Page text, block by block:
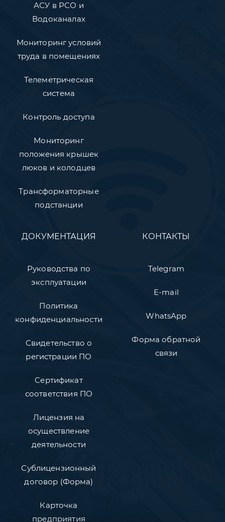
АСУ в РСО и
Водоканалах
Мониторинг условий
труда в помещениях
Телеметрическая
система
Контроль доступа
Мониторинг
положения крышек
люков и колодцев
Трансформаторные
подстанции
ДОКУМЕНТАЦИЯ
Руководства по
эксплуатации
Политика
конфиденциальности
Свидетельство о
регистрации ПО
Сертификат
соответствия ПО
Лицензия на
осуществление
деятельности
Сублицензионный
договор (Форма)
Карточка
предприятия
КОНТАКТЫ
Telegram
E-mail
WhatsApp
Форма обратной
связи